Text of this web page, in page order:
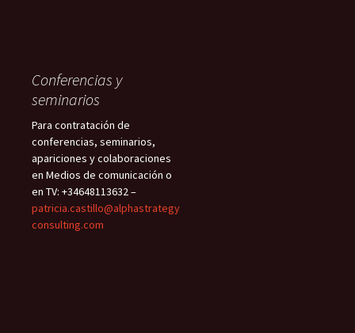
Conferencias y
seminarios
Para contratación de
conferencias, seminarios,
apariciones y colaboraciones
en Medios de comunicación o
en TV: +34648113632 –
patricia.castillo@alphastrategy
consulting.com